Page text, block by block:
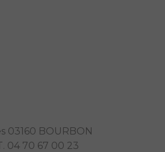
03160 BOURBON
04 70 67 00 23